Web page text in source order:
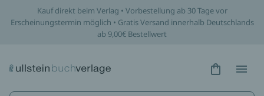
Kauf direkt beim Verlag • Vorbestellung ab 30 Tage vor
Erscheinungstermin möglich • Gratis Versand innerhalb Deutschlands
ab 9,00€ Bestellwert
Hidden